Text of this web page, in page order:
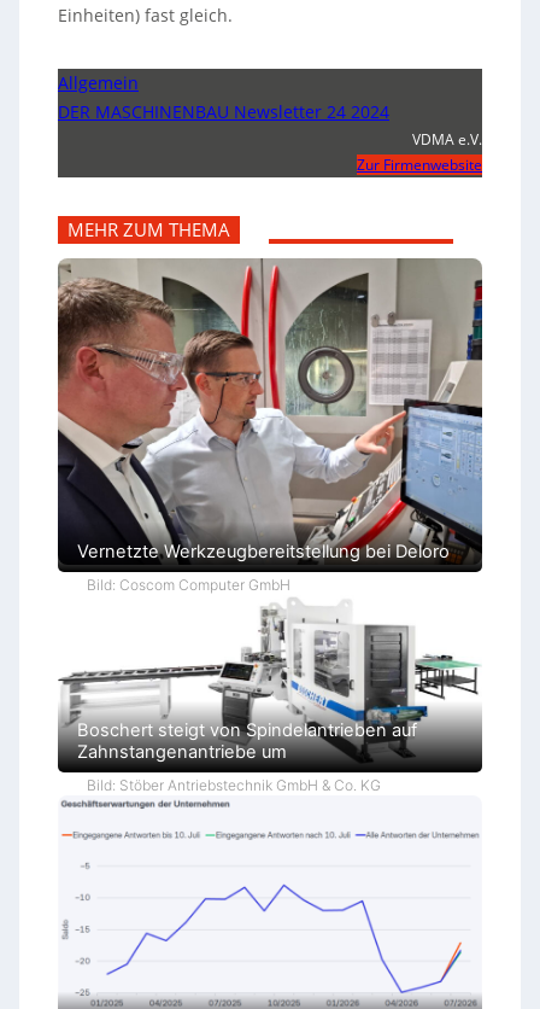
Einheiten) fast gleich.
Allgemein
DER MASCHINENBAU Newsletter 24 2024
VDMA e.V.
Zur Firmenwebsite
MEHR ZUM THEMA
Vernetzte Werkzeugbereitstellung bei Deloro
Bild: Coscom Computer GmbH
Boschert steigt von Spindelantrieben auf
Zahnstangenantriebe um
Bild: Stöber Antriebstechnik GmbH & Co. KG